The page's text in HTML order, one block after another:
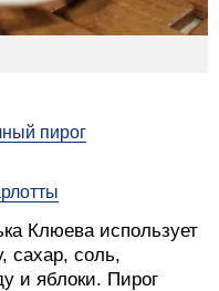
пирог
Клюева использует
сахар, соль,
и яблоки. Пирог